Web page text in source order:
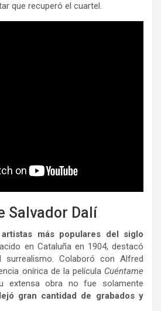
que recuperó el cuartel.
Salvador Dalí
más populares del siglo
en Cataluña en 1904, destacó
surrealismo. Colaboró con Alfred
onírica de la película Cuéntame
extensa obra no fue solamente
gran cantidad de grabados y